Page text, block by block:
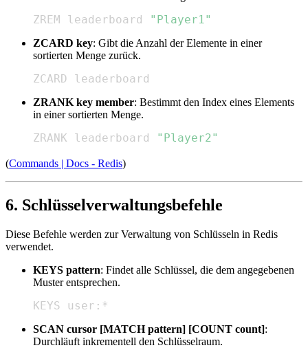
ZREM leaderboard "Player1"
ZCARD key: Gibt die Anzahl der Elemente in einer
sortierten Menge zurück.
ZCARD leaderboard
ZRANK key member: Bestimmt den Index eines Elements
in einer sortierten Menge.
ZRANK leaderboard "Player2"
(Commands | Docs - Redis)
6. Schlüsselverwaltungsbefehle
Diese Befehle werden zur Verwaltung von Schlüsseln in Redis
verwendet.
KEYS pattern: Findet alle Schlüssel, die dem angegebenen
Muster entsprechen.
KEYS user:*
SCAN cursor [MATCH pattern] [COUNT count]:
Durchläuft inkrementell den Schlüsselraum.